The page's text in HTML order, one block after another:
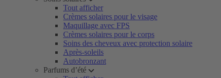
Tout afficher
Crèmes solaires pour le visage
Maquillage avec FPS
Crèmes solaires pour le corps
Soins des cheveux avec protection solaire
Après-soleils
Autobronzant
Parfums d’été